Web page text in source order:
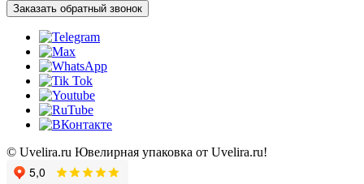
Заказать обратный звонок
© Uvelira.ru Ювелирная упаковка от Uvelira.ru!